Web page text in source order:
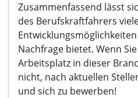
Zusammenfassend lässt
des Berufskraftfahrers
Nachfrage bietet. Wenn
Arbeitsplatz in dieser
nicht, nach aktuellen
und sich zu bewerben!